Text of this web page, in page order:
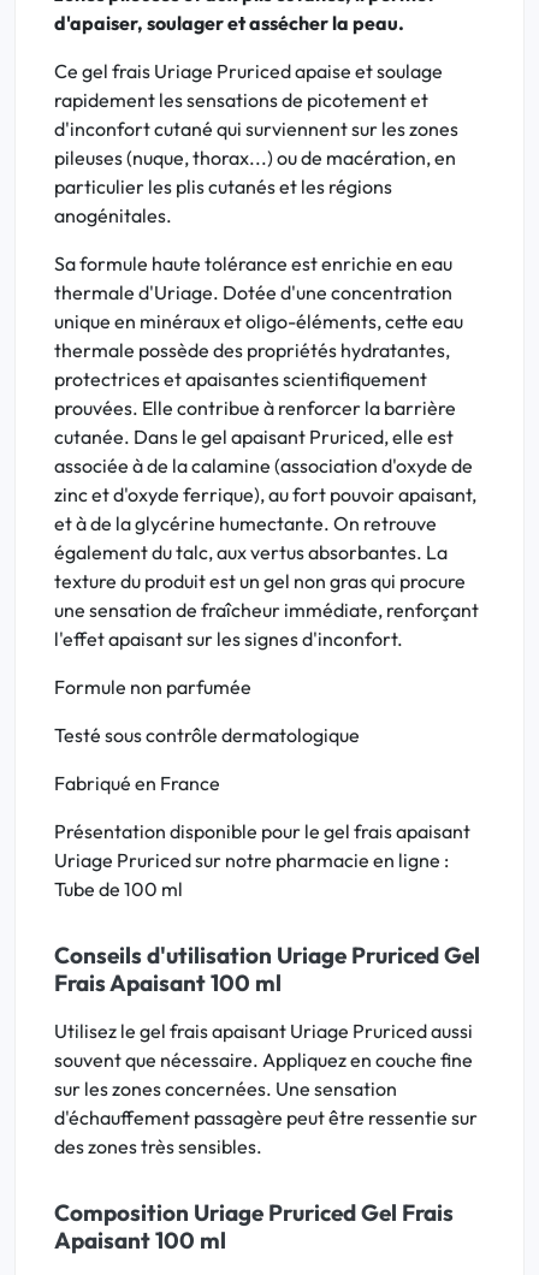
d'apaiser, soulager et assécher la peau.
Ce gel frais Uriage Pruriced apaise et soulage
rapidement les sensations de picotement et
d'inconfort cutané qui surviennent sur les zones
pileuses (nuque, thorax...) ou de macération, en
particulier les plis cutanés et les régions
anogénitales.
Sa formule haute tolérance est enrichie en eau
thermale d'Uriage. Dotée d'une concentration
unique en minéraux et oligo-éléments, cette eau
thermale possède des propriétés hydratantes,
protectrices et apaisantes scientifiquement
prouvées. Elle contribue à renforcer la barrière
cutanée. Dans le gel apaisant Pruriced, elle est
associée à de la calamine (association d'oxyde de
zinc et d'oxyde ferrique), au fort pouvoir apaisant,
et à de la glycérine humectante. On retrouve
également du talc, aux vertus absorbantes. La
texture du produit est un gel non gras qui procure
une sensation de fraîcheur immédiate, renforçant
l'effet apaisant sur les signes d'inconfort.
Formule non parfumée
Testé sous contrôle dermatologique
Fabriqué en France
Présentation disponible pour le gel frais apaisant
Uriage Pruriced sur notre pharmacie en ligne :
Tube de 100 ml
Conseils d'utilisation Uriage Pruriced Gel
Frais Apaisant 100 ml
Utilisez le gel frais apaisant Uriage Pruriced aussi
souvent que nécessaire. Appliquez en couche fine
sur les zones concernées. Une sensation
d'échauffement passagère peut être ressentie sur
des zones très sensibles.
Composition Uriage Pruriced Gel Frais
Apaisant 100 ml